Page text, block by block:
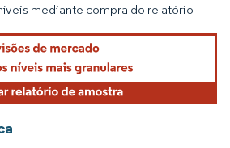
mediante compra do relatório